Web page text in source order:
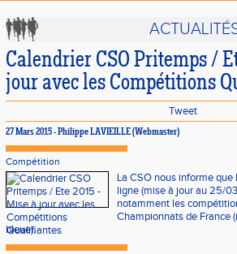
Calendrier CSO Pritemps /
jour avec les Compétitions
Tweet
27 Mars 2015 - Philippe LAVIEILLE (Webmaster)
Compétition
La CSO nous informe que
ligne (mise à jour au 25/
notamment les
Championnats de France
bleue).